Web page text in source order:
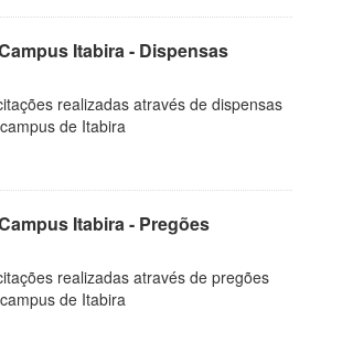
Itabira - Dispensas
realizadas através de dispensas
de Itabira
Itabira - Pregões
realizadas através de pregões
de Itabira